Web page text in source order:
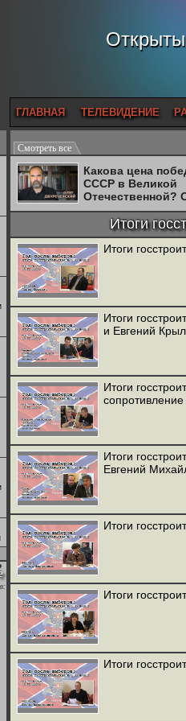
ГЛАВНАЯ ТЕЛЕВИДЕНИЕ
Смотреть все
Какова цена
СССР в Великой
Отечественной?
Двуреченский о
потерянной
Итоги
Итоги
Итоги
и Евгений
Итоги
Итоги
Евгений
Итоги
Итоги
Итоги